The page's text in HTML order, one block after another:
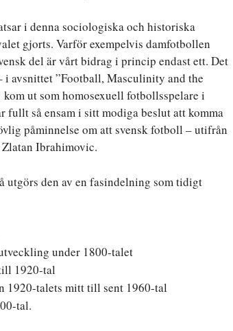
i denna sociologiska och historiska
gjorts. Varför exempelvis damfotbollen
del är vårt bidrag i princip endast ett. Det
i avsnittet ”Football, Masculinity and the
ut som homosexuell fotbollsspelare i
fullt så ensam i sitt modiga beslut att komma
påminnelse om att svensk fotboll – utifrån
Zlatan Ibrahimovic.
utgörs den av en fasindelning som tidigt
under 1800-talet
1920-tal
1920-talets mitt till sent 1960-tal
tal.